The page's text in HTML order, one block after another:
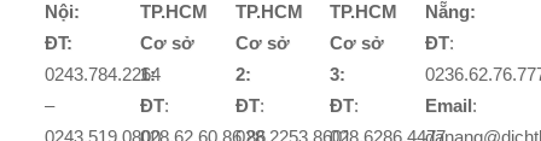
Nội:
ĐT:
0243.784.2264
–
0243.519.0800
TP.HCM
Cơ sở
1:
ĐT:
028.62.60.86.86
TP.HCM
Cơ sở
2:
ĐT:
028.2253.8601
TP.HCM
Cơ sở
3:
ĐT:
028.6286.4477
Nẵng:
ĐT:
Email: